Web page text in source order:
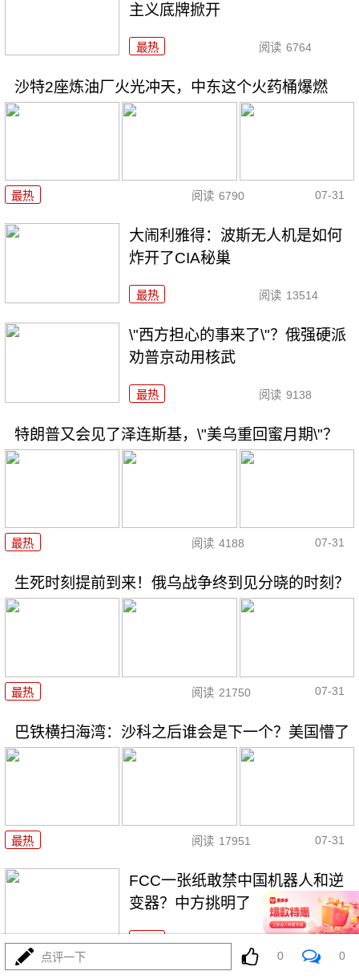
主义底牌掀开
最热 阅读 6764
沙特2座炼油厂火光冲天，中东这个火药桶爆燃
最热 阅读 6790 07-31
大闹利雅得：波斯无人机是如何
炸开了CIA秘巢
最热 阅读 13514
\"西方担心的事来了\"？俄强硬派
劝普京动用核武
最热 阅读 9138
特朗普又会见了泽连斯基，\"美乌重回蜜月期\"？
最热 阅读 4188 07-31
生死时刻提前到来！俄乌战争终到见分晓的时刻？
最热 阅读 21750 07-31
巴铁横扫海湾：沙科之后谁会是下一个？美国懵了
最热 阅读 17951 07-31
FCC一张纸敢禁中国机器人和逆
变器？中方挑明了
最热
点评一下 0 0